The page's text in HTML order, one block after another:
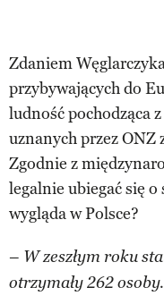
Zdaniem
przybywających do
ludność pochodząca
uznanych przez ONZ
Zgodnie z
legalnie ubiegać się
wygląda w Polsce?
– W zeszłym roku
otrzymały 262